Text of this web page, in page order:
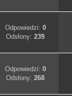
Odpowiedzi: 0
Odsłony:239
Odpowiedzi: 0
Odsłony:268